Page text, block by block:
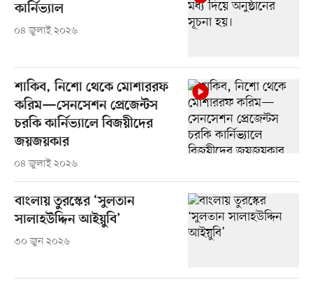
কার্নিভ্যাল
০৪ জুলাই ২০২৬
শাকিব, নিশো থেকে মোশাররফ
করিম—সেনসেশন প্রেজেন্টস
চরকি কার্নিভ্যালে বিজয়ীদের
জয়জয়কার
০৪ জুলাই ২০২৬
বাংলায় তুরস্কের ‘সুলতান
সালাহউদ্দিন আইয়ুবি’
৩০ জুন ২০২৬